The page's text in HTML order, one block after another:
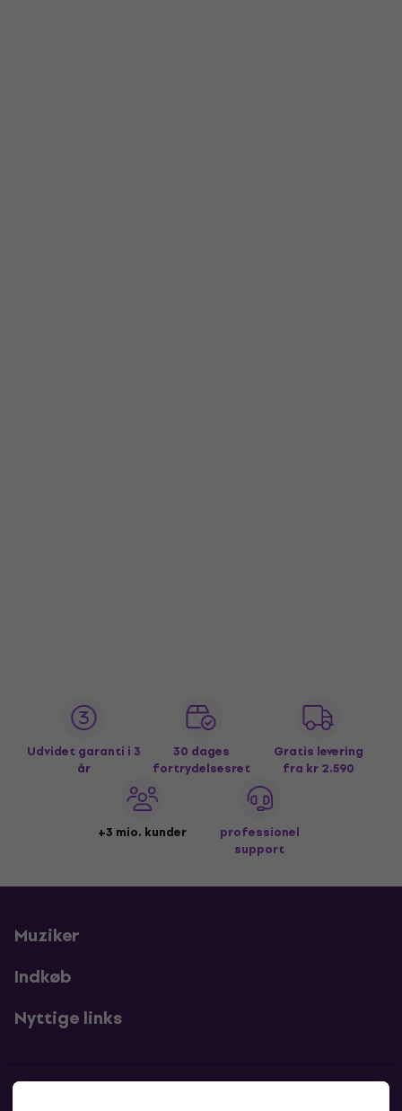
Udvidet garanti i 3
år
30 dages
fortrydelsesret
Gratis levering
fra kr 2.590
+3 mio. kunder
professionel
support
Muziker
Indkøb
Nyttige links